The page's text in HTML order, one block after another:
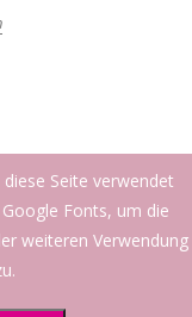
Seite verwendet
Fonts, um die
weiteren Verwendung